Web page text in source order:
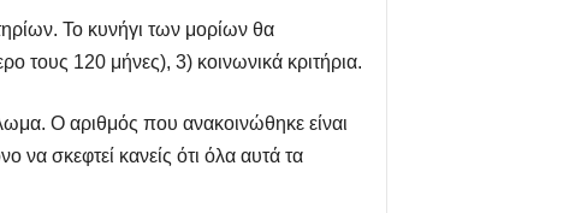
Το κυνήγι των μορίων θα
τους 120 μήνες), 3) κοινωνικά κριτήρια.
Ο αριθμός που ανακοινώθηκε είναι
να σκεφτεί κανείς ότι όλα αυτά τα